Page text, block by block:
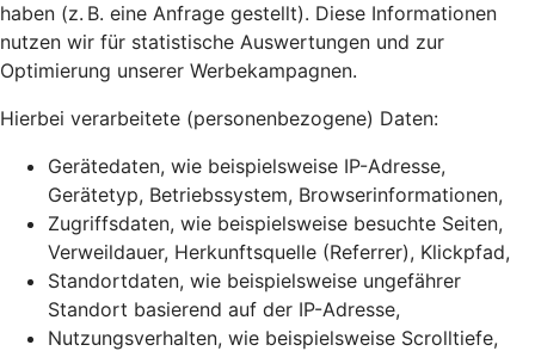
haben (z. B. eine Anfrage gestellt). Diese Informationen
nutzen wir für statistische Auswertungen und zur
Optimierung unserer Werbekampagnen.
Hierbei verarbeitete (personenbezogene) Daten:
Gerätedaten, wie beispielsweise IP-Adresse,
Gerätetyp, Betriebssystem, Browserinformationen,
Zugriffsdaten, wie beispielsweise besuchte Seiten,
Verweildauer, Herkunftsquelle (Referrer), Klickpfad,
Standortdaten, wie beispielsweise ungefährer
Standort basierend auf der IP-Adresse,
Nutzungsverhalten, wie beispielsweise Scrolltiefe,